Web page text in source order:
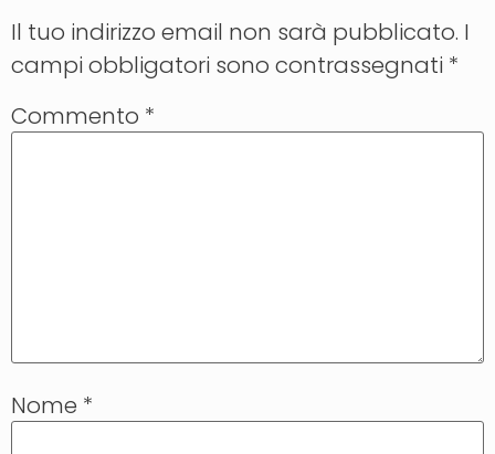
Il tuo indirizzo email non sarà pubblicato. I
campi obbligatori sono contrassegnati *
Commento *
Nome *